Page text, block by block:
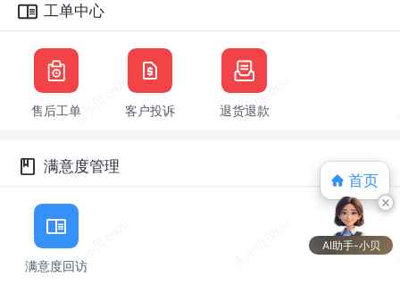
AI助手-小贝
工单中心
售后工单 客户投诉 退货退款
满意度管理
满意度回访
首页